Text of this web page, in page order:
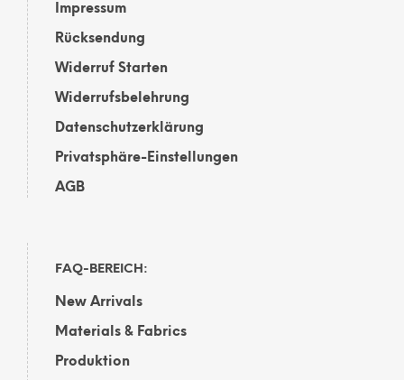
Impressum
Rücksendung
Widerruf Starten
Widerrufsbelehrung
Datenschutzerklärung
Privatsphäre-Einstellungen
AGB
FAQ-BEREICH:
New Arrivals
Materials & Fabrics
Produktion